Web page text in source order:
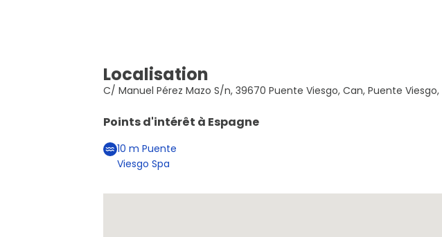
Localisation
C/ Manuel Pérez Mazo S/n, 39670 Puente Viesgo, Can, Puente Viesgo,
Points d'intérêt à Espagne
10m Puente
Viesgo Spa